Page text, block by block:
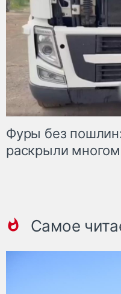
Фуры без
раскрыли
Самое